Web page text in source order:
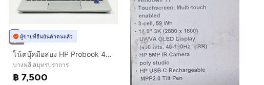
ผู้ขายที่ยืนยันตัวตนแล้ว
โน้ตบุ๊คมือสอง HP Probook 440 G8
บางพลี สมุทรปราการ
฿ 7,500